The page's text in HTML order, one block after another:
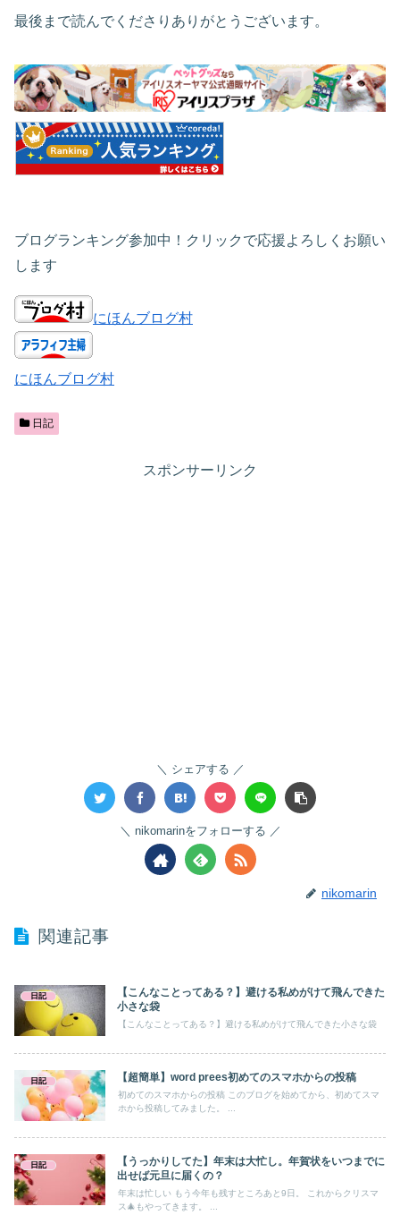
最後まで読んでくださりありがとうございます。
ブログランキング参加中！クリックで応援よろしくお願い
します
にほんブログ村
にほんブログ村
日記
スポンサーリンク
シェアする
nikomarinをフォローする
nikomarin
関連記事
日記
【こんなことってある？】避ける私めがけて飛んできた
小さな袋
【こんなことってある？】避ける私めがけて飛んできた小さな袋
日記 【超簡単】word prees初めてのスマホからの投稿
初めてのスマホからの投稿 このブログを始めてから、初めてスマ
ホから投稿してみました。 ...
日記
【うっかりしてた】年末は大忙し。年賀状をいつまでに
出せば元旦に届くの？
年末は忙しい もう今年も残すところあと9日。 これからクリスマ
ス🎄もやってきます。 ...